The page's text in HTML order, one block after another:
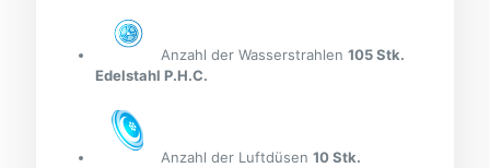
Anzahl der Wasserstrahlen105 Stk.
Edelstahl P.H.C.
Anzahl der Luftdüsen10 Stk.